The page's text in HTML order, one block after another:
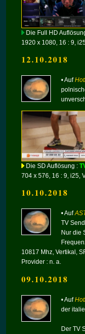
Die Full HD
1920 x 1080, 16 : 9,
12.10.2018
• Auf
Die SD Auflösung :
704 x 576, 16 : 9, i25,
10.10.2018
• Auf
TV
Nur die
10817 Mhz, Vertikal,
Provider : n. a.
09.10.2018
• Auf
der
Der TV